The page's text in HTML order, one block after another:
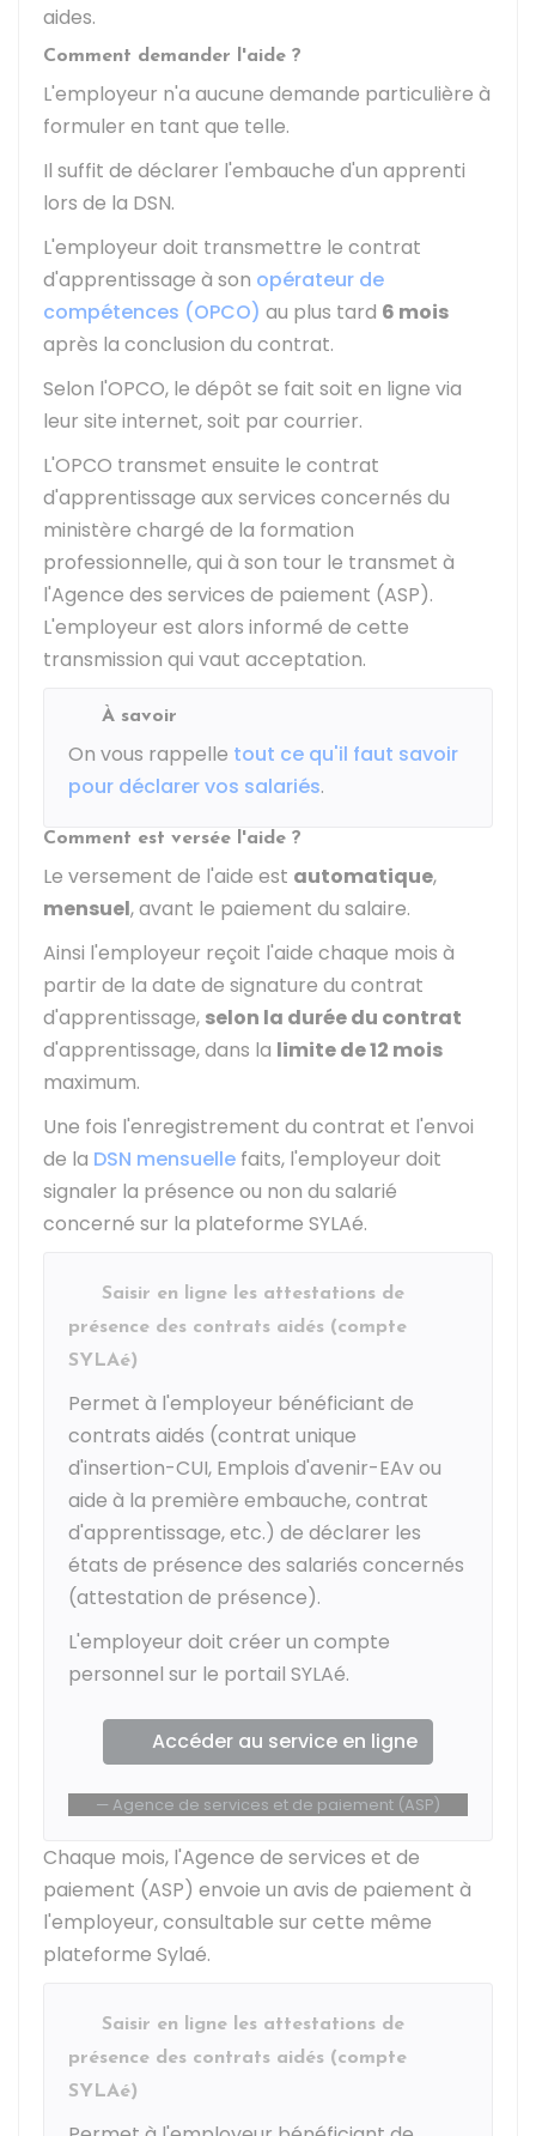
aides.
Comment demander l'aide ?
L'employeur n'a aucune demande particulière à
formuler en tant que telle.
Il suffit de déclarer l'embauche d'un apprenti
lors de la DSN.
L'employeur doit transmettre le contrat
d'apprentissage à son opérateur de
compétences (OPCO) au plus tard 6 mois
après la conclusion du contrat.
Selon l'OPCO, le dépôt se fait soit en ligne via
leur site internet, soit par courrier.
L'OPCO transmet ensuite le contrat
d'apprentissage aux services concernés du
ministère chargé de la formation
professionnelle, qui à son tour le transmet à
l'Agence des services de paiement (ASP).
L'employeur est alors informé de cette
transmission qui vaut acceptation.
À savoir
On vous rappelle tout ce qu'il faut savoir
pour déclarer vos salariés.
Comment est versée l'aide ?
Le versement de l'aide est automatique,
mensuel, avant le paiement du salaire.
Ainsi l'employeur reçoit l'aide chaque mois à
partir de la date de signature du contrat
d'apprentissage, selon la durée du contrat
d'apprentissage, dans la limite de 12 mois
maximum.
Une fois l'enregistrement du contrat et l'envoi
de la DSN mensuelle faits, l'employeur doit
signaler la présence ou non du salarié
concerné sur la plateforme SYLAé.
Saisir en ligne les attestations de
présence des contrats aidés (compte
SYLAé)
Permet à l'employeur bénéficiant de
contrats aidés (contrat unique
d'insertion-CUI, Emplois d'avenir-EAv ou
aide à la première embauche, contrat
d'apprentissage, etc.) de déclarer les
états de présence des salariés concernés
(attestation de présence).
L'employeur doit créer un compte
personnel sur le portail SYLAé.
Accéder au service en ligne
Agence de services et de paiement (ASP)
Chaque mois, l'Agence de services et de
paiement (ASP) envoie un avis de paiement à
l'employeur, consultable sur cette même
plateforme Sylaé.
Saisir en ligne les attestations de
présence des contrats aidés (compte
SYLAé)